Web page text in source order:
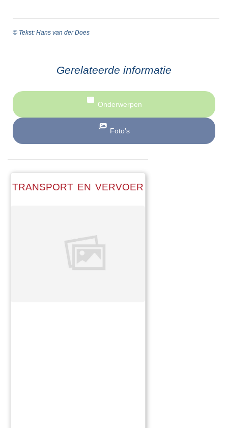
© Tekst: Hans van der Does
Gerelateerde informatie
Onderwerpen
Foto’s
TRANSPORT EN VERVOER